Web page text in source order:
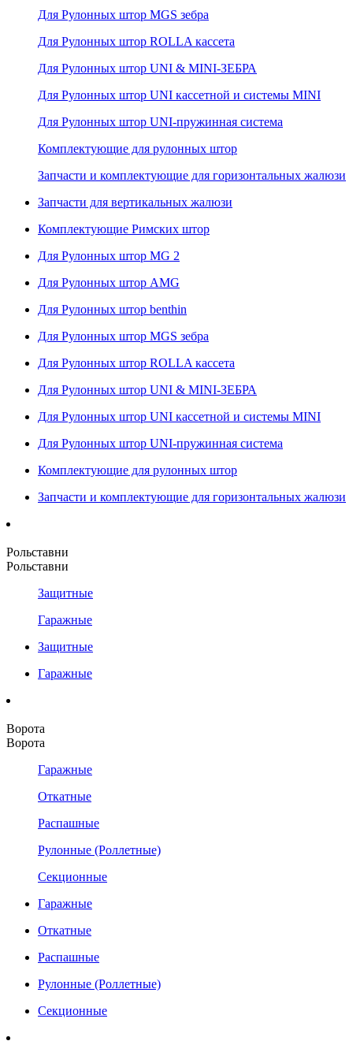
Для Рулонных штор MGS зебра
Для Рулонных штор ROLLA кассета
Для Рулонных штор UNI & MINI-ЗЕБРА
Для Рулонных штор UNI кассетной и системы MINI
Для Рулонных штор UNI-пружинная система
Комплектующие для рулонных штор
Запчасти и комплектующие для горизонтальных жалюзи
Запчасти для вертикальных жалюзи
Комплектующие Римских штор
Для Рулонных штор MG 2
Для Рулонных штор AMG
Для Рулонных штор benthin
Для Рулонных штор MGS зебра
Для Рулонных штор ROLLA кассета
Для Рулонных штор UNI & MINI-ЗЕБРА
Для Рулонных штор UNI кассетной и системы MINI
Для Рулонных штор UNI-пружинная система
Комплектующие для рулонных штор
Запчасти и комплектующие для горизонтальных жалюзи
Рольставни
Рольставни
Защитные
Гаражные
Защитные
Гаражные
Ворота
Ворота
Гаражные
Откатные
Распашные
Рулонные (Роллетные)
Секционные
Гаражные
Откатные
Распашные
Рулонные (Роллетные)
Секционные